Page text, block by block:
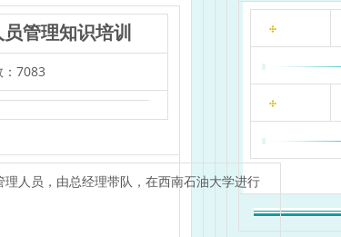
管理知识培训
7083
人员，由总经理带队，在西南石油大学进行